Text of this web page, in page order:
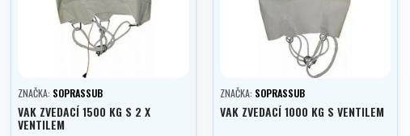
ZNAČKA: SOPRASSUB
VAK ZVEDACÍ 1500 KG S 2 X
VENTILEM
ZNAČKA: SOPRASSUB
VAK ZVEDACÍ 1000 KG S VENTILEM